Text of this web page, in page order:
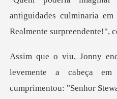
tiguidades culminaria
levemente a cabeça